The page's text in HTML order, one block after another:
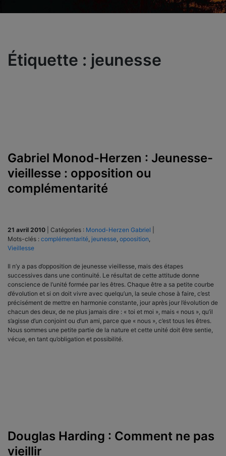
Étiquette : jeunesse
Gabriel Monod-Herzen : Jeunesse-
vieillesse : opposition ou
complémentarité
21 avril 2010 Catégories : Monod-Herzen Gabriel
Mots-clés : complémentarité jeunesse opoosition
Vieillesse
Il n’y a pas d’opposition de jeunesse vieillesse, mais des étapes
successives dans une continuité. Le résultat de cette attitude donne
conscience de l’unité formée par les êtres. Chaque être a sa petite courbe
d’évolution et si on doit vivre avec quelqu’un, la seule chose à faire, c’est
précisément de mettre en harmonie constante, jour après jour l’évolution de
chacun des deux, de ne plus jamais dire : « toi et moi », mais « nous », qu’il
s’agisse d’un conjoint ou d’un ami, parce que « nous », c’est tous les êtres.
Nous sommes une petite partie de la nature et cette unité doit être sentie,
vécue, en tant qu’obligation et possibilité.
Douglas Harding : Comment ne pas
vieillir